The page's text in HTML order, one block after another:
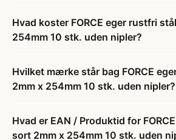
Hvad koster FORCE eger rustfri
254mm 10 stk. uden nipler?
Hvilket mærke står bag FORCE
2mm x 254mm 10 stk. uden nipler?
Hvad er EAN / Produktid for
sort 2mm x 254mm 10 stk. uden